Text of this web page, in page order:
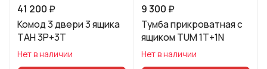
41 200 ₽
Комод 3 двери 3 ящика
ТAH 3P+3T
Нет в наличии
9 300 ₽
Тумба прикроватная с
ящиком TUM 1T+1N
Нет в наличии